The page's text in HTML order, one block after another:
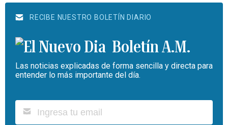
RECIBE NUESTRO BOLETÍN DIARIO
Boletín A.M.
Las noticias explicadas de forma sencilla y directa para
entender lo más importante del día.